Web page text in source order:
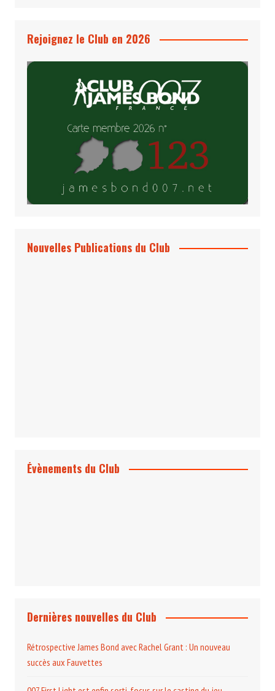
Rejoignez le Club en 2026
Nouvelles Publications du Club
Évènements du Club
Dernières nouvelles du Club
Rétrospective James Bond avec Rachel Grant : Un nouveau
succès aux Fauvettes